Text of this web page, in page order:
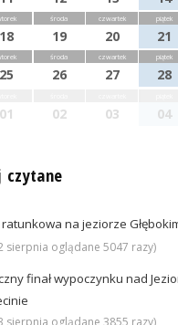
18
środa
19
czwartek
20
piątek
21
25
środa
26
czwartek
27
piątek
28
01 02 03 04
czytane
na jeziorze
sierpnia oglądane 5047 razy)
finał wypoczynku nad